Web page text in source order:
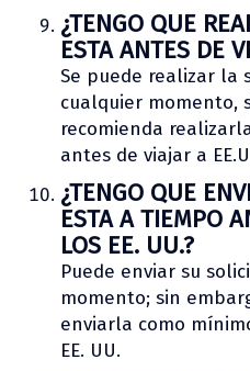
¿TENGO QUE
ESTA ANTES DE
Se puede realizar la
cualquier momento,
recomienda
antes de viajar a
¿TENGO QUE
ESTA A TIEMPO
LOS EE. UU.?
Puede enviar su
momento; sin
enviarla como
EE. UU.